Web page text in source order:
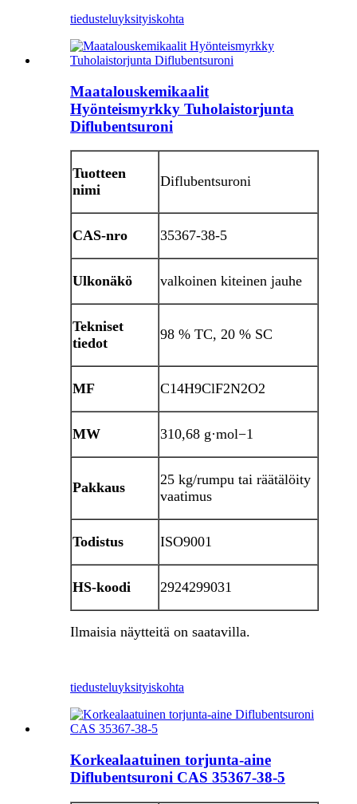
tiedusteluyksityiskohta
Maatalouskemikaalit
Hyönteismyrkky Tuholaistorjunta
Diflubentsuroni
Tuotteen
nimi
Diflubentsuroni
CAS-nro 35367-38-5
Ulkonäkö valkoinen kiteinen jauhe
Tekniset
tiedot
98 % TC, 20 % SC
MF C14H9ClF2N2O2
MW 310,68 g·mol−1
Pakkaus
25 kg/rumpu tai räätälöity
vaatimus
Todistus ISO9001
HS-koodi 2924299031
Ilmaisia ​​näytteitä on saatavilla.
tiedusteluyksityiskohta
Korkealaatuinen torjunta-aine
Diflubentsuroni CAS 35367-38-5